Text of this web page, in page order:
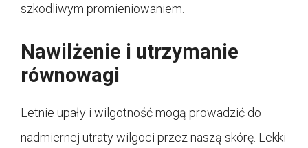
szkodliwym promieniowaniem.
Nawilżenie i utrzymanie
równowagi
Letnie upały i wilgotność mogą prowadzić do
nadmiernej utraty wilgoci przez naszą skórę. Lekki